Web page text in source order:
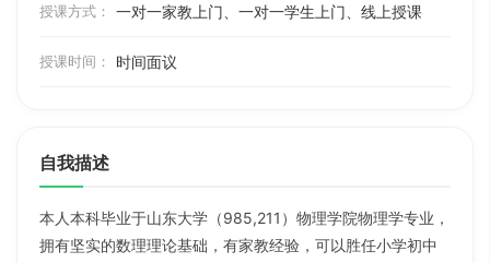
授课方式： 一对一家教上门、一对一学生上门、线上授课
授课时间： 时间面议
自我描述
本人本科毕业于山东大学（985,211）物理学院物理学专业，
拥有坚实的数理理论基础，有家教经验，可以胜任小学初中